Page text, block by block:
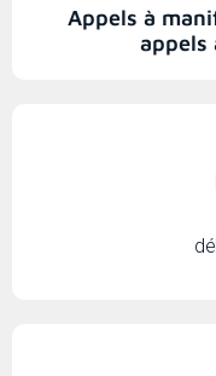
Appels à
appels